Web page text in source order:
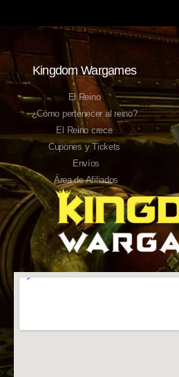
Kingdom Wargames
El Reino
¿Cómo pertenecer al reino?
El Reino crece
Cupones y Tickets
Envíos
Área de Afiliados